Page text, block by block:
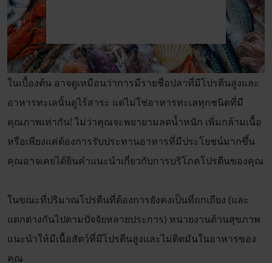
ในเบื้องต้น อาจดูเหมือนว่าการมีรายชื่อปลาที่มีโปรตีนสูงและ
อาหารทะเลนั้นดูไร้สาระ แต่ไม่ใช่อาหารทะเลทุกชนิดที่มี
คุณภาพเท่ากัน! ไม่ว่าคุณจะพยายามลดน้ำหนัก เพิ่มกล้ามเนื้อ
หรือเพียงแค่ต้องการรับประทานอาหารที่มีประโยชน์มากขึ้น
คุณอาจเคยได้ยินคำแนะนำเกี่ยวกับการบริโภคโปรตีนของคุณ
ในขณะที่ปริมาณโปรตีนที่ต้องการยังคงเป็นที่ถกเถียง (และ
แตกต่างกันไปตามปัจจัยหลายประการ) หน่วยงานด้านสุขภาพ
แนะนำให้มีเนื้อสัตว์ที่มีโปรตีนสูงและไม่ติดมันในอาหารของ
คุณ